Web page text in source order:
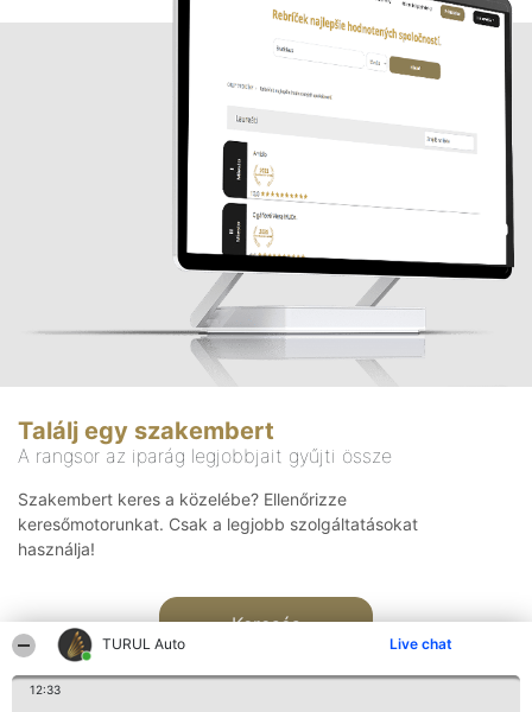
TURUL Auto Live chat
12:33
Találj egy szakembert
A rangsor az iparág legjobbjait gyűjti össze
Szakembert keres a közelébe? Ellenőrizze
keresőmotorunkat. Csak a legjobb szolgáltatásokat
használja!
Keresés